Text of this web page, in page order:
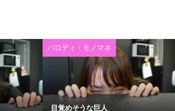
パロディ・モノマネ
目覚めそうな巨人